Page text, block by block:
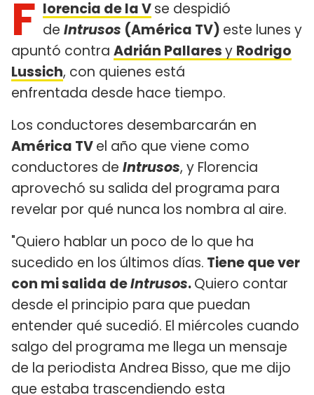
F lorencia de la Vse despidió
de Intrusos (América TV) este lunes y
apuntó contra Adrián Pallaresy Rodrigo
Lussich, con quienes está
enfrentada desde hace tiempo.
Los conductores desembarcarán en
América TVel año que viene como
conductores de Intrusos, y Florencia
aprovechó su salida del programa para
revelar por qué nunca los nombra al aire.
"Quiero hablar un poco de lo que ha
sucedido en los últimos días. Tiene que ver
con mi salida deIntrusos.Quiero contar
desde el principio para que puedan
entender qué sucedió. El miércoles cuando
salgo del programa me llega un mensaje
de la periodista Andrea Bisso, que me dijo
que estaba trascendiendo esta